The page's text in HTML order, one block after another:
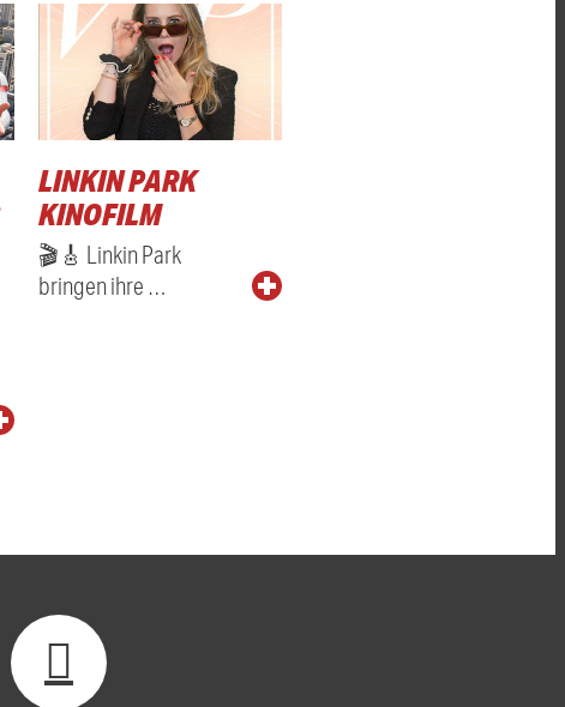
LINKIN PARK
KINOFILM
🎬🎸 Linkin Park
bringen ihre …